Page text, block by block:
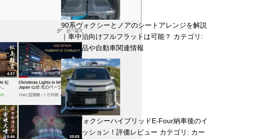
90系ヴォクシーとノアのシートアレンジを解説
｜車中泊向けフルフラットは可能？ カテゴリ:
カー用品や自動車関連情報
90系ヴォクシーハイブリッドE-Four納車後のイ
ンプレッション！評価レビュー カテゴリ: カー